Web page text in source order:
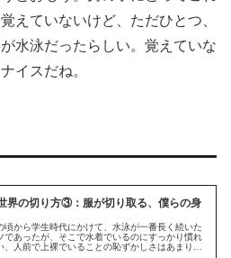
えていないけど、ただひとつ、
水泳だったらしい。覚えていな
イスだね。
界の切り方③：服が切り取る、僕らの身
頃から学生時代にかけて、水泳が一番長く続いた
であったが、そこで水着でいるのにすっかり慣れ
、人前で上裸でいることの恥ずかしさはあまりな